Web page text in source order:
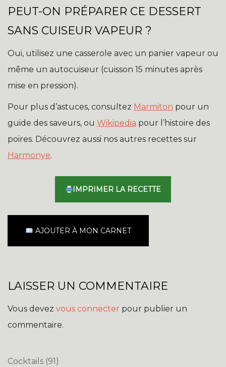
PEUT-ON PRÉPARER CE DESSERT
SANS CUISEUR VAPEUR ?
Oui, utilisez une casserole avec un panier vapeur ou
même un autocuiseur (cuisson 15 minutes après
mise en pression).
Pour plus d’astuces, consultez Marmiton pour un
guide des saveurs, ou Wikipedia pour l’histoire des
poires. Découvrez aussi nos autres recettes sur
Harmonye.
IMPRIMER LA RECETTE
AJOUTER À MON CARNET
LAISSER UN COMMENTAIRE
Vous devez vous connecter pour publier un
commentaire.
Cocktails (91)